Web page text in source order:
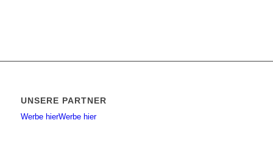
UNSERE PARTNER
Werbe hierWerbe hier